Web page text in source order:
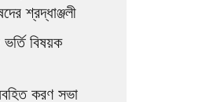
শ্রদ্ধাঞ্জলী
বিষয়ক
করণ সভা